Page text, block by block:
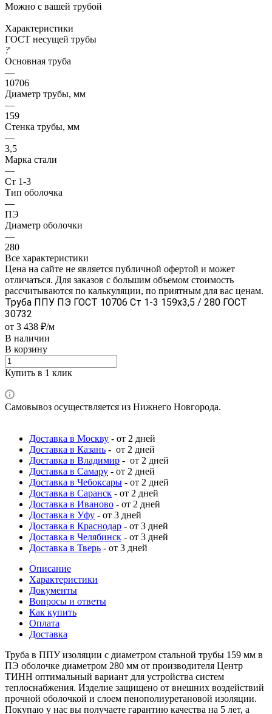
Можно с вашей трубой
Характеристики
ГОСТ несущей трубы
?
Основная труба
—
10706
Диаметр трубы, мм
—
159
Стенка трубы, мм
—
3,5
Марка стали
—
Ст 1-3
Тип оболочка
—
ПЭ
Диаметр оболочки
—
280
Все характеристики
Цена на сайте не является публичной офертой и может
отличаться. Для заказов с большим объемом стоимость
рассчитываются по калькуляции, по приятным для вас ценам.
Труба ППУ ПЭ ГОСТ 10706 Ст 1-3 159x3,5 / 280 ГОСТ
30732
от 3 438 ₽/м
В наличии
В корзину
Купить в 1 клик
Самовывоз осуществляется из Нижнего Новгорода.
Доставка в Москву - от 2 дней
Доставка в Казань - от 2 дней
Доставка в Владимир - от 2 дней
Доставка в Самару - от 2 дней
Доставка в Чебоксары - от 2 дней
Доставка в Саранск - от 2 дней
Доставка в Иваново - от 2 дней
Доставка в Уфу - от 3 дней
Доставка в Краснодар - от 3 дней
Доставка в Челябинск - от 3 дней
Доставка в Тверь - от 3 дней
Описание
Характеристики
Документы
Вопросы и ответы
Как купить
Оплата
Доставка
Труба в ППУ изоляции с диаметром стальной трубы 159 мм в
ПЭ оболочке диаметром 280 мм от производителя Центр
ТИНН оптимальный вариант для устройства систем
теплоснабжения. Изделие защищено от внешних воздействий
прочной оболочкой и слоем пенополиуретановой изоляции.
Покупаю у нас вы получаете гарантию качества на 5 лет, а